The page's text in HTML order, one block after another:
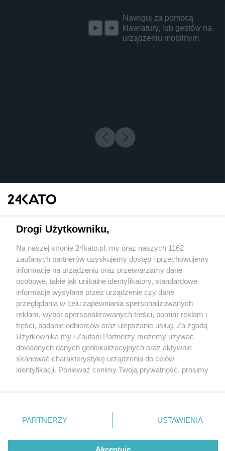
Nawiguj za pomocą
klawiatury, lub gestów na
urządzeniu mobilnym.
3 / 0
Wydawca mediów lokalnych
Nie zapomnij
zapoznać się z:
polityką prywatności regulamin korzystania z portali
Twojemiasto
Piekary Śląskie
Chorzów
Tarnowskie Góry
Gliwice
Skontakuj sięz nami
Kontakt
Wydawca
Redakcja
Drogi Użytkowniku,
Na naszej stronie 24kato.pl, my oraz naszych 1162
zaufanych partnerów uzyskujemy dostęp i przechowujemy
informacje na urządzeniu oraz przetwarzamy dane
osobowe, takie jak unikalne identyfikatory, standardowe
informacje wysyłane przez urządzenie czy dane
przeglądania w celu zapewniania spersonalizowanych
reklam, wybór spersonalizowanych treści, pomiar reklam i
treści, badanie odbiorców oraz ulepszanie usług. Za zgodą
Użytkownika my i Zaufani Partnerzy możemy używać
dokładnych danych geolokalizacyjnych oraz aktywnie
skanować charakterystykę urządzenia do celów
identyfikacji. Ponieważ cenimy Twoją prywatność, prosimy
prywatności znajdujący się w lewym dolnym rogu strony
. Niektóre rodzaje przetwarzania danych nie wymagają
zgody użytkownika, ale masz prawo sprzeciwić się
takiemu przetwarzaniu. Preferencje będą miały
PARTNERZY USTAWIENIA
Akceptuję